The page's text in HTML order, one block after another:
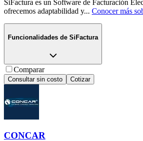
SiFactura es un Software de Facturación
ofrecemos adaptabilidad y... Conocer más
Funcionalidades de SiFactura
Comparar
Consultar sin costo Cotizar
CONCAR